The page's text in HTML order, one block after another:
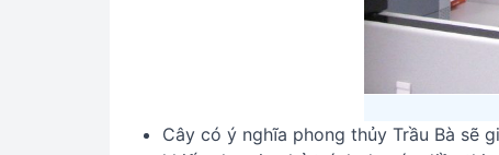
Cây có ý nghĩa phong thủy Trầu Bà sẽ